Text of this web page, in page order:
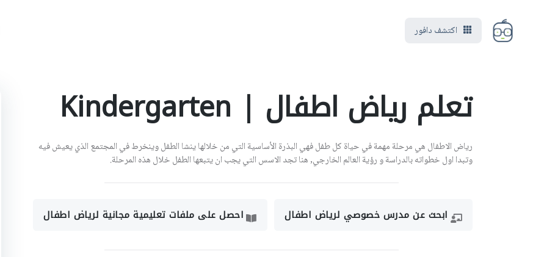
اكتشف دافور
تعلم رياض اطفال | Kindergarten
رياض الاطفال هي مرحلة مهمة في حياة كل طفل فهي البذرة الأساسية التي من خلالها ينشا الطفل وينخرط في المجتمع الذي يعيش فيه
وتبدا اول خطواته بالدراسة و رؤية العالم الخارجي, هنا تجد الاسس التي يجب ان يتبعها الطفل خلال هذه المرحلة.
ابحث عن مدرس خصوصي لرياض اطفال احصل على ملفات تعليمية مجانية لرياض اطفال